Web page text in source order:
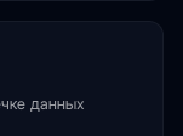
данных